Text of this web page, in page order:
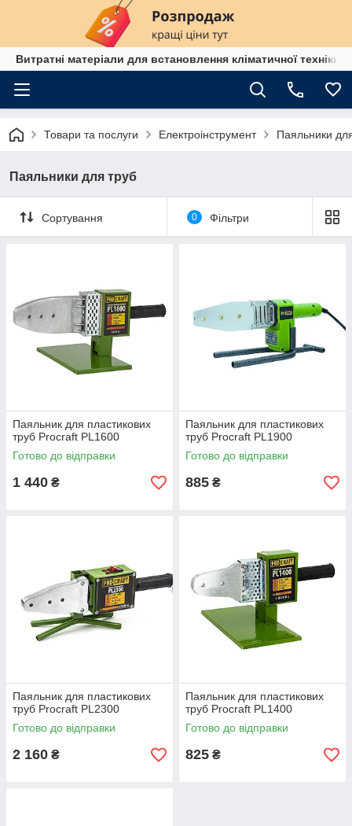
Витратні матеріали для встановлення кліматичної техніки
Товари та послуги Електроінструмент Паяльники
Паяльники для труб
Сортування 0 Фільтри
Паяльник для пластикових
труб Procraft PL1600
Готово до відправки
1 440 ₴
Паяльник для пластикових
труб Procraft PL1900
Готово до відправки
885 ₴
Паяльник для пластикових
труб Procraft PL2300
Готово до відправки
2 160 ₴
Паяльник для пластикових
труб Procraft PL1400
Готово до відправки
825 ₴